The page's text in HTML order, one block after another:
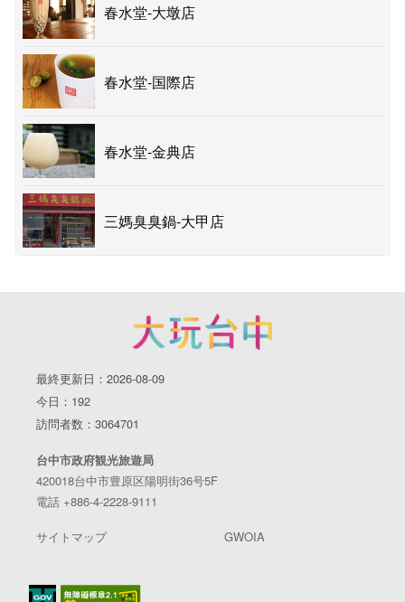
春水堂-大墩店
春水堂-国際店
春水堂-金典店
三媽臭臭鍋-大甲店
最終更新日：2026-08-09
今日：192
訪問者数：3064701
台中市政府観光旅遊局
420018台中市豊原区陽明街36号5F
電話 +886-4-2228-9111
サイトマップ GWOIA